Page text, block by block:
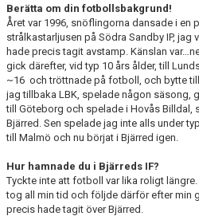
Berätta om din fotbollsbakgrund!
Året var 1996, snöflingorna dansade i en
strålkastarljusen på Södra Sandby IP, jag
hade precis tagit avstamp. Känslan
gick därefter, vid typ 10 års ålder, till
~16 och tröttnade på fotboll, och bytte
jag tillbaka LBK, spelade någon säsong,
till Göteborg och spelade i Hovås Billdal,
Bjärred. Sen spelade jag inte alls under
till Malmö och nu börjat i Bjärred igen.
Hur hamnade du i Bjärreds IF?
Tyckte inte att fotboll var lika roligt
tog all min tid och följde därför efter min
precis hade tagit över Bjärred.